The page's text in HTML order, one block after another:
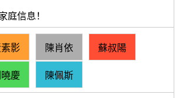
庭信息！
影 陳肖依 蘇叔陽
慶 陳佩斯